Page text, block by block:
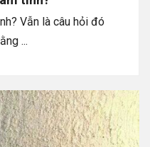
Vẫn là câu hỏi đó
...